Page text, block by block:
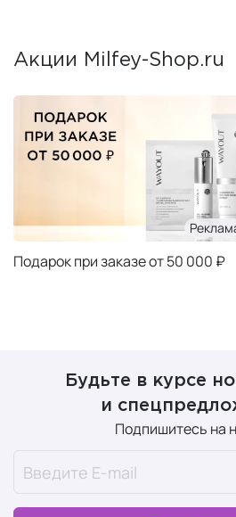
Акции Milfey-Shop.ru
Подарок при заказе от 50 000 ₽
Будьте в курсе
и
Подпишитесь на